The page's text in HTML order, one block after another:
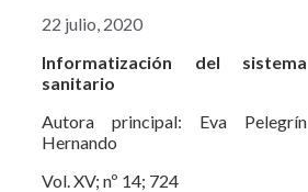
22 julio, 2020
Informatización del sistema
sanitario
Autora principal: Eva Pelegrín
Hernando
Vol. XV; nº 14; 724